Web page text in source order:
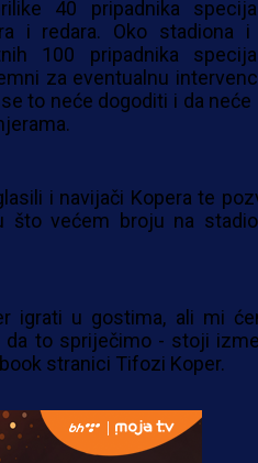
40 pripadnika
i redara. Oko stadiona i
100 pripadnika
za eventualnu
to neće dogoditi i da neće
i navijači Kopera te
što većem broju na
igrati u gostima, ali mi
da to spriječimo - stoji
stranici Tifozi Koper.